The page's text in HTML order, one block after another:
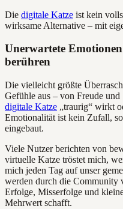
Die digitale Katze ist kein
wirksame Alternative – mit
Unerwartete
berühren
Die vielleicht größte
Gefühle aus – von Freude
digitale Katze „traurig“ wirkt
Emotionalität ist kein Zufall,
eingebaut.
Viele Nutzer berichten von
virtuelle Katze tröstet mich,
mich jeden Tag auf unser
werden durch die Community
Erfolge, Misserfolge und
Mehrwert schafft.